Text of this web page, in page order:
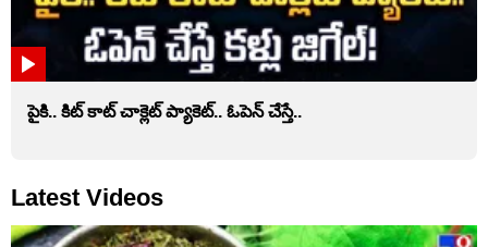
పైకి.. కిట్‌ కాట్‌ చాక్లెట్ ప్యాకెట్‌.. ఓపెన్‌ చేస్తే..
Latest Videos